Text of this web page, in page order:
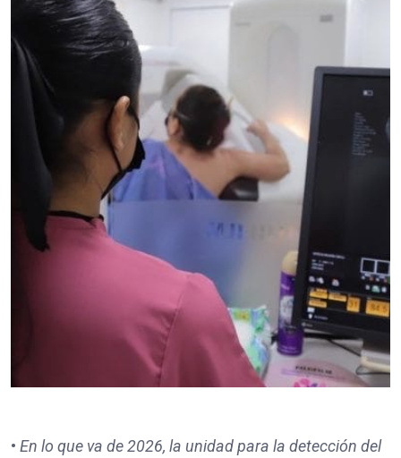
•⁠ ⁠En lo que va de 2026, la unidad para la detección del